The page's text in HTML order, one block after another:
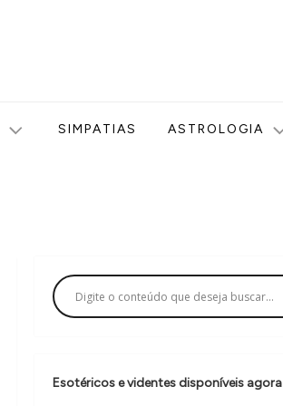
SIMPATIAS ASTROLOGIA
Esotéricos e videntes disponíveis agora